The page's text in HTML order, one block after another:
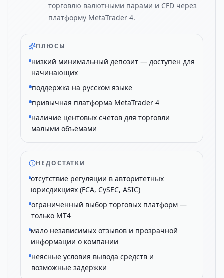
торговлю валютными парами и CFD через
платформу MetaTrader 4.
ПЛЮСЫ
низкий минимальный депозит — доступен для
начинающих
поддержка на русском языке
привычная платформа MetaTrader 4
наличие центовых счетов для торговли
малыми объёмами
НЕДОСТАТКИ
отсутствие регуляции в авторитетных
юрисдикциях (FCA, CySEC, ASIC)
ограниченный выбор торговых платформ —
только MT4
мало независимых отзывов и прозрачной
информации о компании
неясные условия вывода средств и
возможные задержки